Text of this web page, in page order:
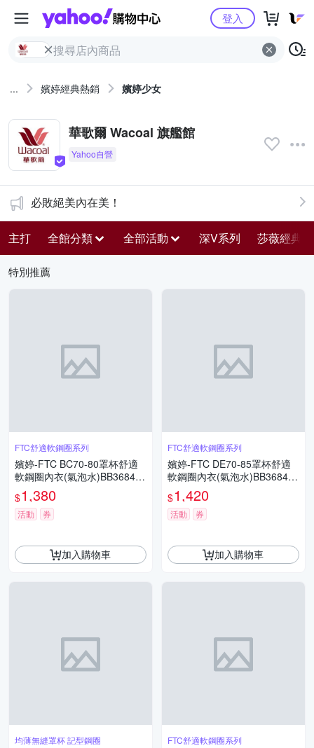
Yahoo購物中心
登入
... 嬪婷經典熱銷 嬪婷少女
華歌爾 Wacoal 旗艦館
必敗絕美內在美！
主打 全館分類 全部活動 深V系列 莎薇經典
特別推薦
FTC舒適軟鋼圈系列
嬪婷-FTC BC70-80罩杯舒適
軟鋼圈內衣(氣泡水)BB3684C
$1,380
活動 券
加入購物車
FTC舒適軟鋼圈系列
嬪婷-FTC DE70-85罩杯舒適
軟鋼圈內衣(氣泡水)BB3684C
$1,420
活動 券
加入購物車
均薄無縫罩杯 記型鋼圈 FTC舒適軟鋼圈系列